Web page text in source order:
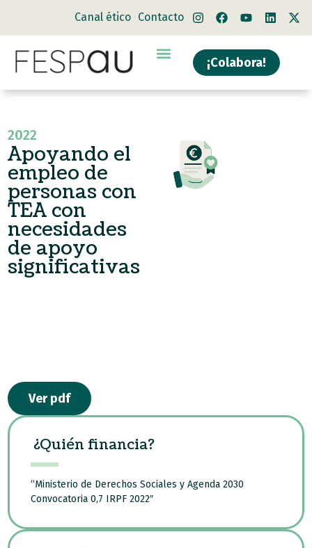
Canal ético Contacto
¡Colabora!
2022
Apoyando el
empleo de
personas con
TEA con
necesidades
de apoyo
significativas
Ver pdf
¿Quién financia?
“Ministerio de Derechos Sociales y Agenda 2030
Convocatoria 0,7 IRPF 2022″